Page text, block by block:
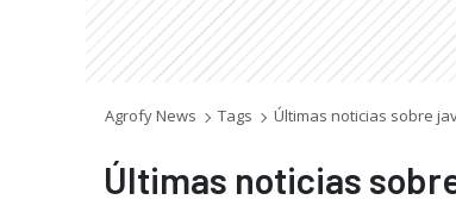
Agrofy News Tags Últimas noticias sobre
Últimas noticias